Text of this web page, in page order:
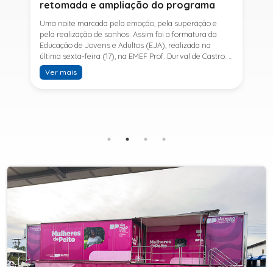
retomada e ampliação do programa
Uma noite marcada pela emoção, pela superação e
pela realização de sonhos. Assim foi a formatura da
Educação de Jovens e Adultos (EJA), realizada na
última sexta-feira (17), na EMEF Prof. Durval de Castro. A
cerimônia celebrou a conclusão dos estudos de 53
alunos e entrou para a história ao marcar a primeira
SESI, ampliando o acesso à educação e oferecendo uma
retomar os estudos.A última turma da Educação de
Jovens e Adultos formada pelo município foi em 2016,
oferecida em Sete Barras e, a partir de agosto de 2025,
passou por uma importante ampliação. Em parceria
com o SESI, a Prefeitura passou a disponibilizar também
o Ensino Fundamental II (6º ao 9º ano) e o Ensino
Médio, ampliando significativamente as oportunidades
para que jovens e adultos concluam sua formação.A
Ver mais